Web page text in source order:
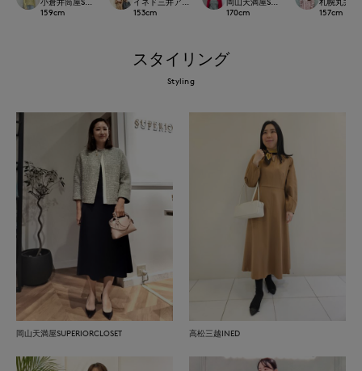
159cm
153cm
170cm
157cm
スタイリング
Styling
岡山天満屋SUPERIORCLOSET 高松三越INED